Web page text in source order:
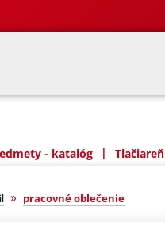
- katalóg | Tlačiareň
» pracovné oblečenie